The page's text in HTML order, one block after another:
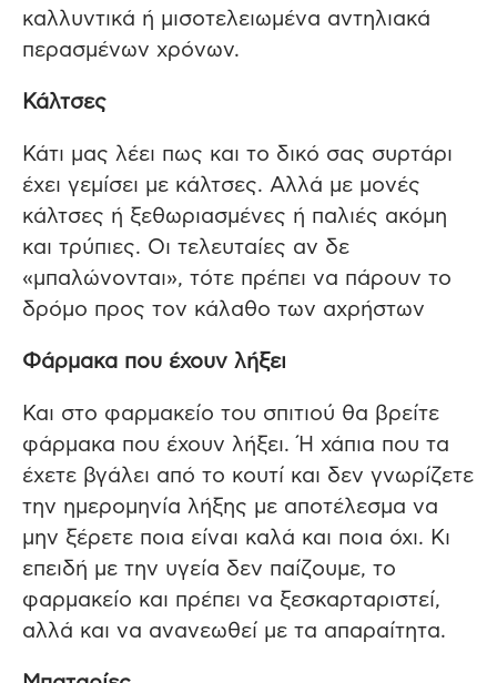
καλλυντικά ή μισοτελειωμένα αντηλιακά
περασμένων χρόνων.
Κάλτσες
Κάτι μας λέει πως και το δικό σας συρτάρι
έχει γεμίσει με κάλτσες. Αλλά με μονές
κάλτσες ή ξεθωριασμένες ή παλιές ακόμη
και τρύπιες. Οι τελευταίες αν δε
«μπαλώνονται», τότε πρέπει να πάρουν το
δρόμο προς τον κάλαθο των αχρήστων
Φάρμακα που έχουν λήξει
Και στο φαρμακείο του σπιτιού θα βρείτε
φάρμακα που έχουν λήξει. Ή χάπια που τα
έχετε βγάλει από το κουτί και δεν γνωρίζετε
την ημερομηνία λήξης με αποτέλεσμα να
μην ξέρετε ποια είναι καλά και ποια όχι. Κι
επειδή με την υγεία δεν παίζουμε, το
φαρμακείο και πρέπει να ξεσκαρταριστεί,
αλλά και να ανανεωθεί με τα απαραίτητα.